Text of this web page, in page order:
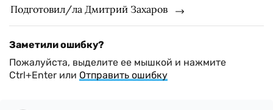
Подготовил/ла Дмитрий Захаров
Заметили ошибку?
Пожалуйста, выделите ее мышкой и нажмите
Ctrl+Enter или Отправить ошибку